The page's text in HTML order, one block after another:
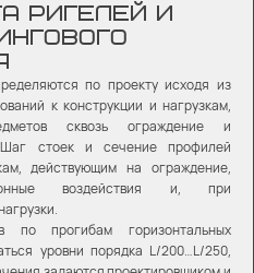
РИГЕЛЕЙ И
по проекту исходя из
к конструкции и нагрузкам,
сквозь ограждение и
Шаг стоек и сечение профилей
действующим на ограждение,
воздействия и, при
по прогибам горизонтальных
уровни порядка L/200…L/250,